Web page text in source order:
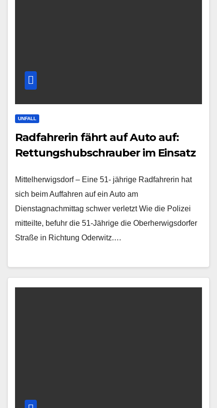
UNFALL
Radfahrerin fährt auf Auto auf:
Rettungshubschrauber im Einsatz
Mittelherwigsdorf – Eine 51- jährige Radfahrerin hat
sich beim Auffahren auf ein Auto am
Dienstagnachmittag schwer verletzt Wie die Polizei
mitteilte, befuhr die 51-Jährige die Oberherwigsdorfer
Straße in Richtung Oderwitz.…